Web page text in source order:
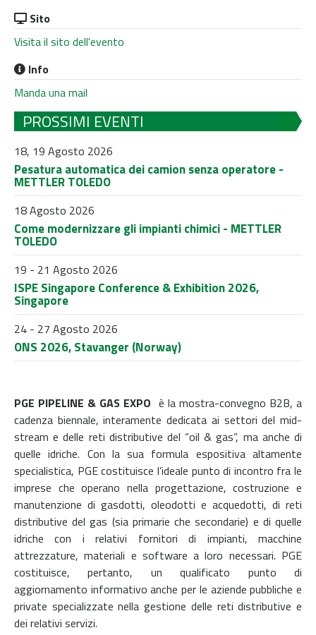
Sito
Visita il sito dell'evento
Info
Manda una mail
PROSSIMI EVENTI
18, 19 Agosto 2026
Pesatura automatica dei camion senza operatore -
METTLER TOLEDO
18 Agosto 2026
Come modernizzare gli impianti chimici - METTLER
TOLEDO
19 - 21 Agosto 2026
ISPE Singapore Conference & Exhibition 2026,
Singapore
24 - 27 Agosto 2026
ONS 2026, Stavanger (Norway)
PGE PIPELINE & GAS EXPO è la mostra-convegno B2B, a
cadenza biennale, interamente dedicata ai settori del mid-
stream e delle reti distributive del “oil & gas”, ma anche di
quelle idriche. Con la sua formula espositiva altamente
specialistica, PGE costituisce l’ideale punto di incontro fra le
imprese che operano nella progettazione, costruzione e
manutenzione di gasdotti, oleodotti e acquedotti, di reti
distributive del gas (sia primarie che secondarie) e di quelle
idriche con i relativi fornitori di impianti, macchine
attrezzature, materiali e software a loro necessari. PGE
costituisce, pertanto, un qualificato punto di
aggiornamento informativo anche per le aziende pubbliche e
private specializzate nella gestione delle reti distributive e
dei relativi servizi.